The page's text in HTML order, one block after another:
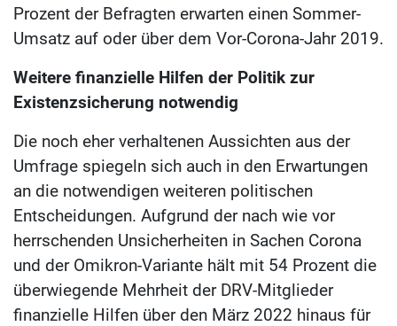
Prozent der Befragten erwarten einen Sommer-
Umsatz auf oder über dem Vor-Corona-Jahr 2019.
Weitere finanzielle Hilfen der Politik zur
Existenzsicherung notwendig
Die noch eher verhaltenen Aussichten aus der
Umfrage spiegeln sich auch in den Erwartungen
an die notwendigen weiteren politischen
Entscheidungen. Aufgrund der nach wie vor
herrschenden Unsicherheiten in Sachen Corona
und der Omikron-Variante hält mit 54 Prozent die
überwiegende Mehrheit der DRV-Mitglieder
finanzielle Hilfen über den März 2022 hinaus für